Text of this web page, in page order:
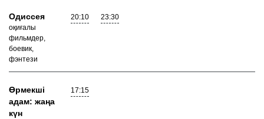
Одиссея
оқиғалы
фильмдер,
боевик,
фэнтези
20:10 23:30
Өрмекші
адам: жаңа
күн
17:15